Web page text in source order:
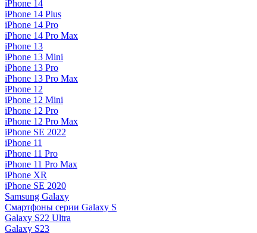
iPhone 14
iPhone 14 Plus
iPhone 14 Pro
iPhone 14 Pro Max
iPhone 13
iPhone 13 Mini
iPhone 13 Pro
iPhone 13 Pro Max
iPhone 12
iPhone 12 Mini
iPhone 12 Pro
iPhone 12 Pro Max
iPhone SE 2022
iPhone 11
iPhone 11 Pro
iPhone 11 Pro Max
iPhone XR
iPhone SE 2020
Samsung Galaxy
Смартфоны серии Galaxy S
Galaxy S22 Ultra
Galaxy S23